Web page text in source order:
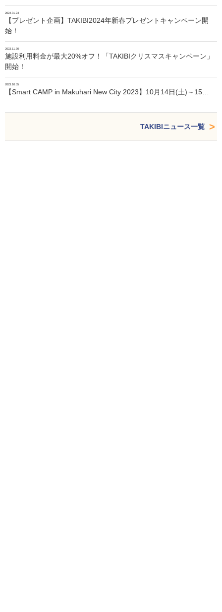
2024.01.24
【プレゼント企画】TAKIBI2024年新春プレゼントキャンペーン開
始！
2023.11.30
施設利用料金が最大20%オフ！「TAKIBIクリスマスキャンペーン」
開始！
2023.10.05
【Smart CAMP in Makuhari New City 2023】10月14日(土)～15…
TAKIBIニュース一覧